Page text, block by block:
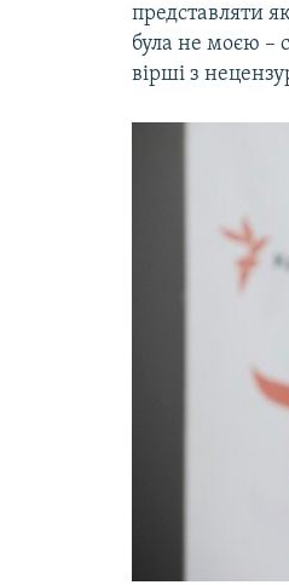
представляти
була не моєю –
вірші з